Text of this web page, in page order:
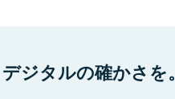
ジタルの確かさを。